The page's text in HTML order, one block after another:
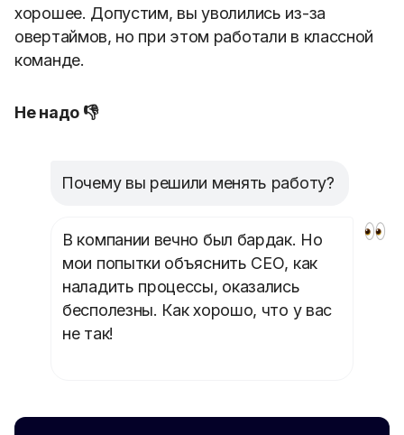
хорошее. Допустим, вы уволились из-за
овертаймов, но при этом работали в классной
команде.
Не надо 👎
Почему вы решили менять работу?
В компании вечно был бардак. Но
мои попытки объяснить СЕО, как
наладить процессы, оказались
бесполезны. Как хорошо, что у вас
не так!